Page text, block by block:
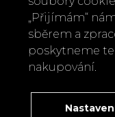
„Přijímám“
sběrem a
poskytneme
nakupování.